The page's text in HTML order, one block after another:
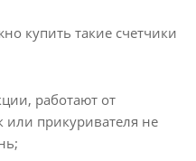
купить такие счетчики
работают от
или прикуривателя не